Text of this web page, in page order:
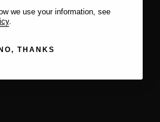
we use your information, see
THANKS